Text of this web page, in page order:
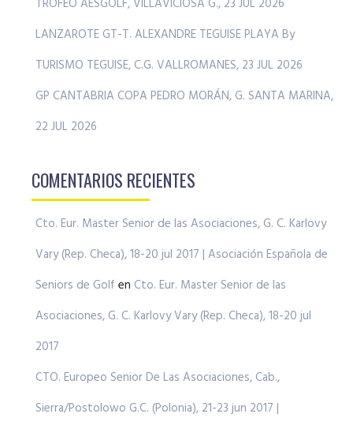
TROFEO AESGOLF, VILLAVICIOSA G., 23 JUL 2026
LANZAROTE GT-T. ALEXANDRE TEGUISE PLAYA By
TURISMO TEGUISE, C.G. VALLROMANES, 23 JUL 2026
GP CANTABRIA COPA PEDRO MORÁN, G. SANTA MARINA,
22 JUL 2026
COMENTARIOS RECIENTES
Cto. Eur. Master Senior de las Asociaciones, G. C. Karlovy
Vary (Rep. Checa), 18-20 jul 2017 | Asociación Española de
Seniors de Golf en Cto. Eur. Master Senior de las
Asociaciones, G. C. Karlovy Vary (Rep. Checa), 18-20 jul
2017
CTO. Europeo Senior De Las Asociaciones, Cab.,
Sierra/Postolowo G.C. (Polonia), 21-23 jun 2017 |